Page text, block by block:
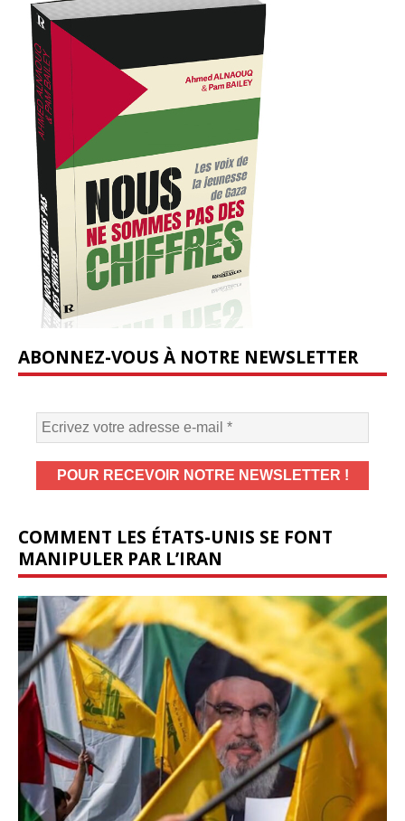
ABONNEZ-VOUS À NOTRE NEWSLETTER
COMMENT LES ÉTATS-UNIS SE FONT
MANIPULER PAR L’IRAN